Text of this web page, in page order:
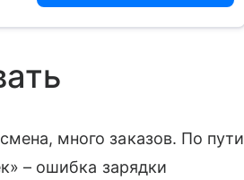
много заказов. По пути
– ошибка зарядки